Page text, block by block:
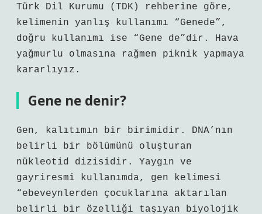
Türk Dil Kurumu (TDK) rehberine göre,
kelimenin yanlış kullanımı “Genede”,
doğru kullanımı ise “Gene de”dir. Hava
yağmurlu olmasına rağmen piknik yapmaya
kararlıyız.
Gene ne denir?
Gen, kalıtımın bir birimidir. DNA’nın
belirli bir bölümünü oluşturan
nükleotid dizisidir. Yaygın ve
gayriresmi kullanımda, gen kelimesi
“ebeveynlerden çocuklarına aktarılan
belirli bir özelliği taşıyan biyolojik